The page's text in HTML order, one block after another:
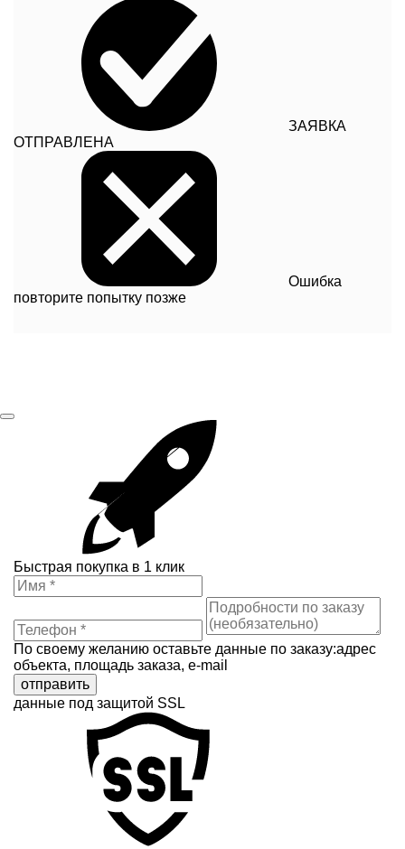
ЗАЯВКА
ОТПРАВЛЕНА
Ошибка
повторите попытку позже
Быстрая покупка в 1 клик
По своему желанию оставьте данные по заказу:адрес
объекта, площадь заказа, e-mail
отправить
данные под защитой SSL